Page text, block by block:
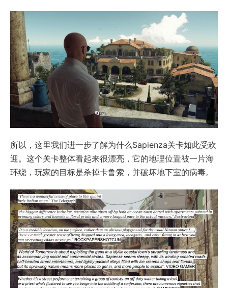
所以，这里我们进一步了解为什么Sapienza关卡如此受欢
迎。这个关卡整体看起来很漂亮，它的地理位置被一片海
环绕，玩家的目标是杀掉卡鲁索，并破坏地下室的病毒。